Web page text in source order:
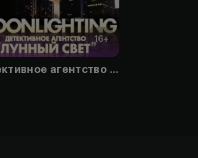
16+
Детективное агентство «Лунный свет»